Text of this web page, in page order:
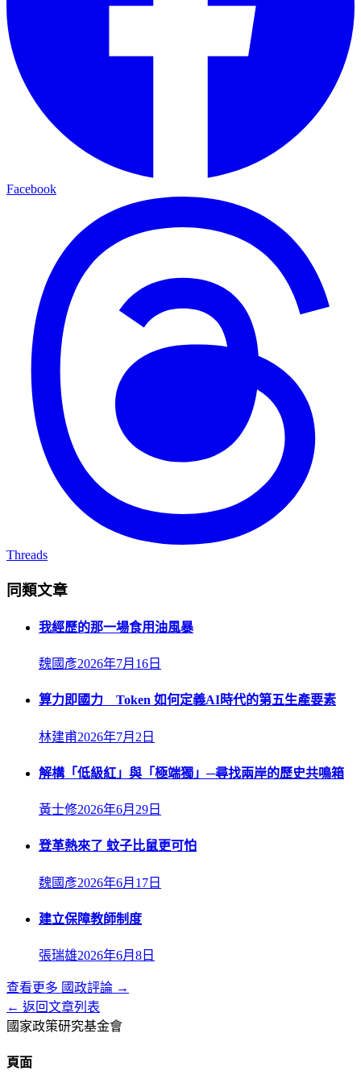
Facebook
Threads
同類文章
我經歷的那一場食用油風暴
魏國彥2026年7月16日
算力即國力 Token 如何定義AI時代的第五生產要素
林建甫2026年7月2日
解構「低級紅」與「極端獨」─尋找兩岸的歷史共鳴箱
黃士修2026年6月29日
登革熱來了 蚊子比鼠更可怕
魏國彥2026年6月17日
建立保障教師制度
張瑞雄2026年6月8日
查看更多 國政評論 →
← 返回文章列表
國家政策研究基金會
頁面